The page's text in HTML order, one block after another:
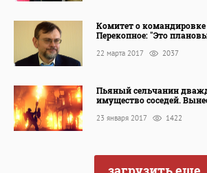
Комитет о
Перекопное: "Это
22 марта 2017 2037
Пьяный сельчанин
имущество соседей.
23 января 2017 1422